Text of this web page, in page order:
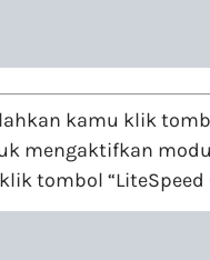
kamu klik
mengaktifkan
tombol